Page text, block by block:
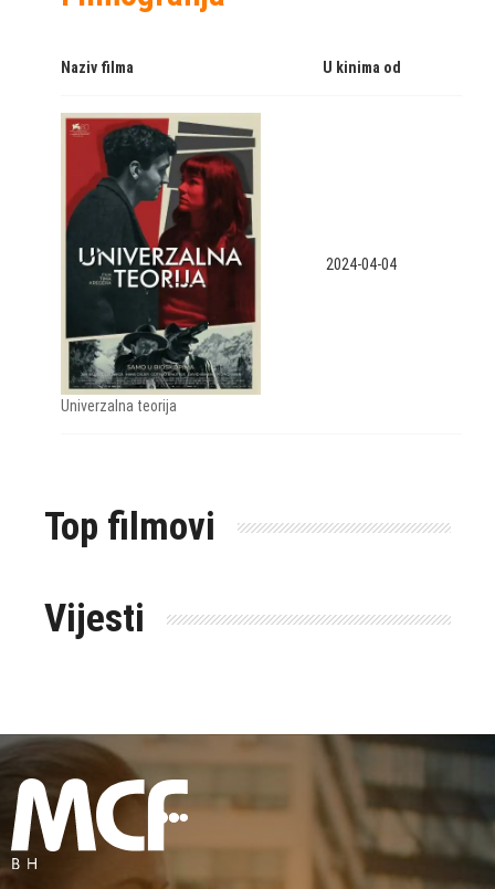
Naziv filma U kinima od
Univerzalna teorija
2024-04-04
Top filmovi
Vijesti